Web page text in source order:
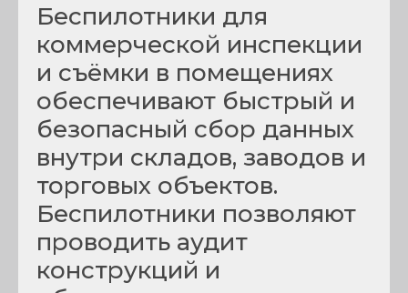
Беспилотники для
коммерческой инспекции
и съёмки в помещениях
обеспечивают быстрый и
безопасный сбор данных
внутри складов, заводов и
торговых объектов.
Беспилотники позволяют
проводить аудит
конструкций и